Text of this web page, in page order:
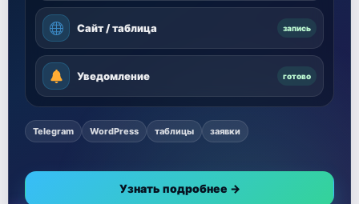
Сайт / таблица запись
Уведомление готово
Telegram WordPress таблицы заявки
Узнать подробнее →